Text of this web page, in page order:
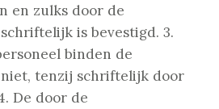
en zulks door de
is bevestigd. 3.
binden de
tenzij schriftelijk door
De door de